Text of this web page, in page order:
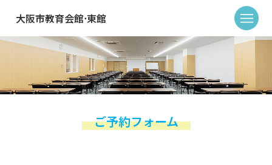
大阪市教育会館⋅東館
ご予約フォーム